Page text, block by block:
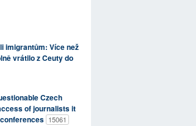
imigrantům: Více než
vrátilo z Ceuty do
Czech
of journalists it
15061